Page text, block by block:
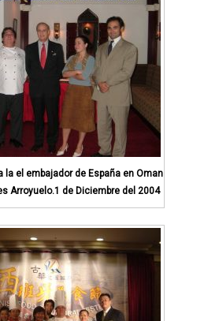
la el embajador de España en Oman
Arroyuelo.1 de Diciembre del 2004